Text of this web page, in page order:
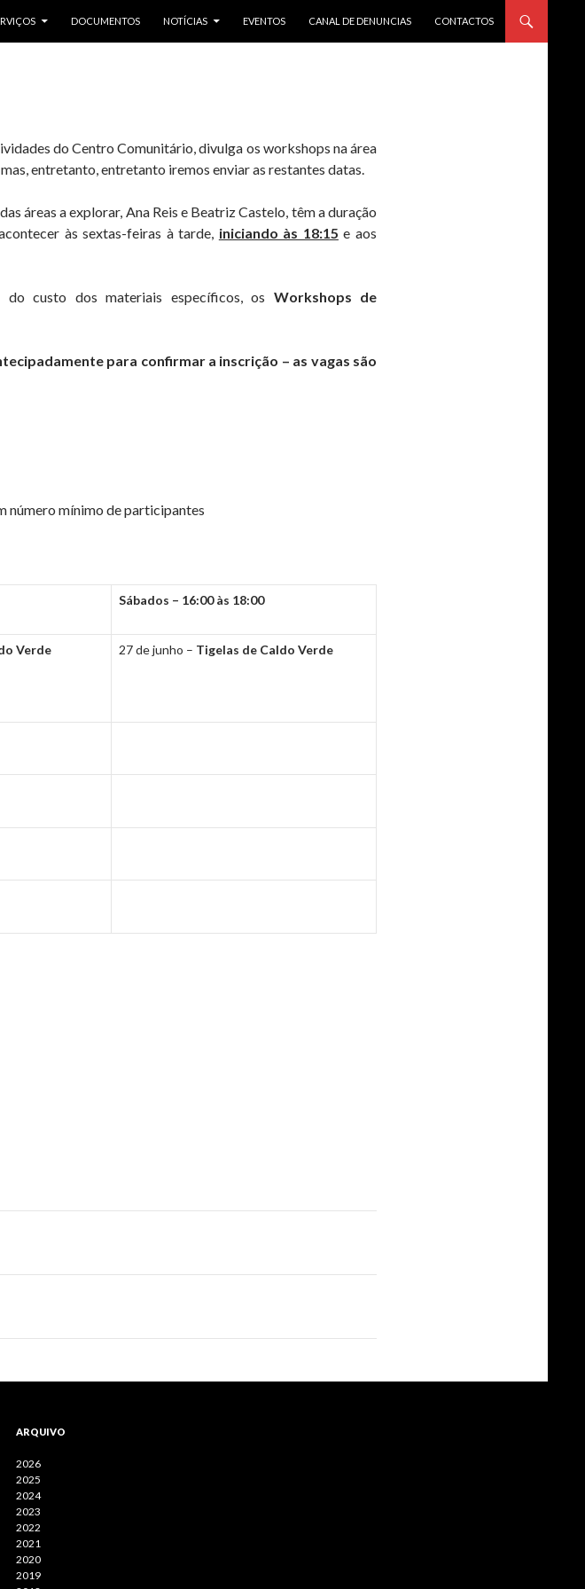
DOCUMENTOS NOTÍCIAS EVENTOS CANAL DE DENUNCIAS CONTACTOS
do Centro Comunitário, divulga os workshops na área
entretanto, entretanto iremos enviar as restantes datas.
áreas a explorar, Ana Reis e Beatriz Castelo, têm a duração
às sextas-feiras à tarde, iniciando às 18:15 e aos
custo dos materiais específicos, os Workshops de
para confirmar a inscrição – as vagas são
número mínimo de participantes
Sábados – 16:00 às 18:00
Verde 27 de junho – Tigelas de Caldo Verde
ARQUIVO
2026
2025
2024
2023
2022
2021
2020
2019